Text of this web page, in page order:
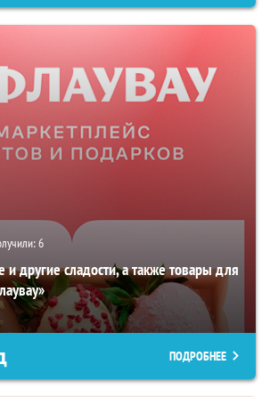
6
другие сладости, а также товары для
ПОДРОБНЕЕ